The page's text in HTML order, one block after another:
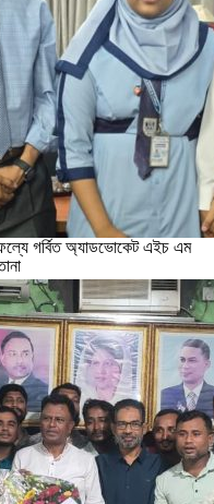
গর্বিত অ্যাডভোকেট এইচ এম